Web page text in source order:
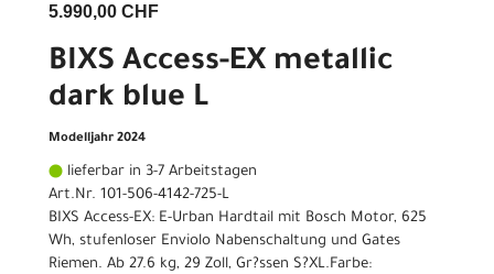
5.990,00 CHF
BIXS Access-EX metallic
dark blue L
Modelljahr 2024
lieferbar in 3-7 Arbeitstagen
Art.Nr. 101-506-4142-725-L
BIXS Access-EX: E-Urban Hardtail mit Bosch Motor, 625
Wh, stufenloser Enviolo Nabenschaltung und Gates
Riemen. Ab 27.6 kg, 29 Zoll, Gr?ssen S?XL.Farbe: